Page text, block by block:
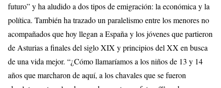
futuro” y ha aludido a dos tipos de emigración: la económica y la
política. También ha trazado un paralelismo entre los menores no
acompañados que hoy llegan a España y los jóvenes que partieron
de Asturias a finales del siglo XIX y principios del XX en busca
de una vida mejor. “¿Cómo llamaríamos a los niños de 13 y 14
años que marcharon de aquí, a los chavales que se fueron